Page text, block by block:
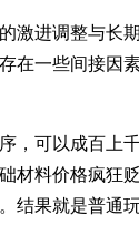
激进调整与长
在一些间接因
，可以成百上
材料价格疯狂
结果就是普通